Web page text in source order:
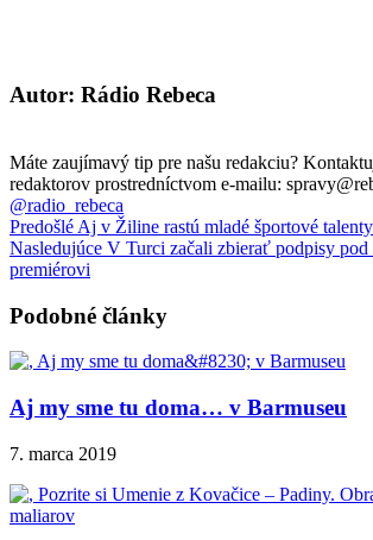
Autor: Rádio Rebeca
Máte zaujímavý tip pre našu redakciu?
redaktorov prostredníctvom e-mailu:
@radio_rebeca
Predošlé Aj v Žiline rastú mladé športové talenty
Nasledujúce V Turci začali zbierať podpisy
premiérovi
Podobné články
Aj my sme tu doma… v Barmuseu
7. marca 2019